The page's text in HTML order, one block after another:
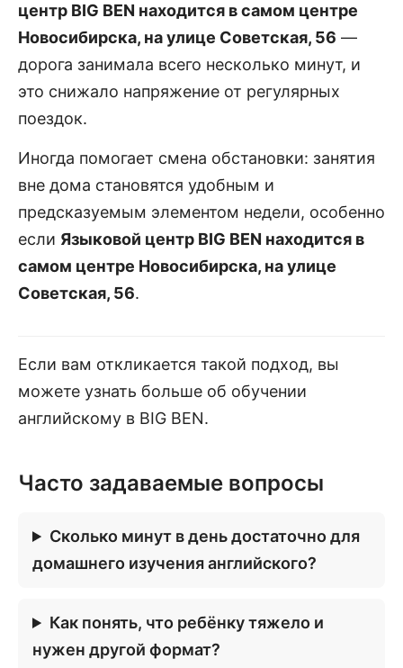
центр BIG BEN находится в самом центре
Новосибирска, на улице Советская, 56 —
дорога занимала всего несколько минут, и
это снижало напряжение от регулярных
поездок.
Иногда помогает смена обстановки: занятия
вне дома становятся удобным и
предсказуемым элементом недели, особенно
если Языковой центр BIG BEN находится в
самом центре Новосибирска, на улице
Советская, 56.
Если вам откликается такой подход, вы
можете узнать больше об обучении
английскому в BIG BEN.
Часто задаваемые вопросы
Сколько минут в день достаточно для
домашнего изучения английского?
Как понять, что ребёнку тяжело и
нужен другой формат?